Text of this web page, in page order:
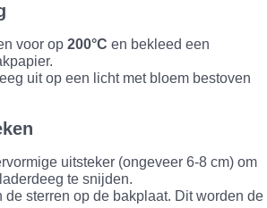
voor op 200°C en bekleed een
uit op een licht met bloem bestoven
uitsteker (ongeveer 6-8 cm) om
te snijden.
de sterren op de bakplaat. Dit worden de